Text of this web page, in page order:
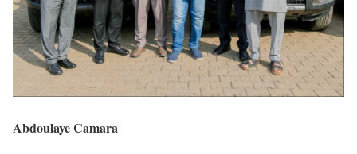
Abdoulaye Camara